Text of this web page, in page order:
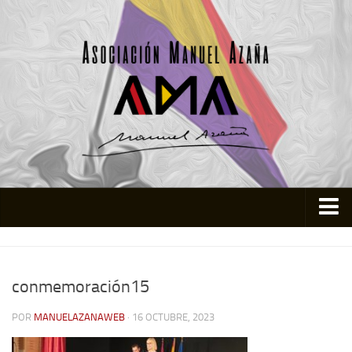
Actividades
conmemoración15
POR MANUELAZANAWEB · 16 OCTUBRE, 2023